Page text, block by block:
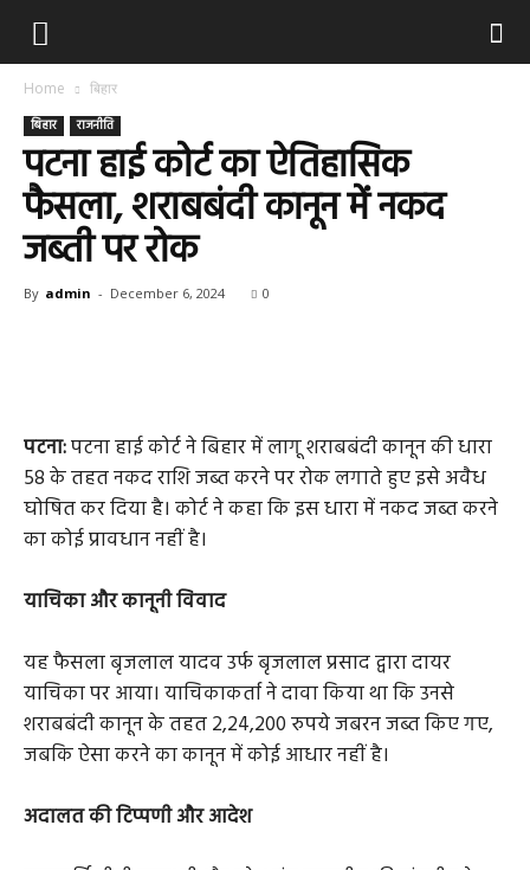
Home बिहार
बिहार राजनीति
पटना हाई कोर्ट का ऐतिहासिक
फैसला, शराबबंदी कानून में नकद
जब्ती पर रोक
By admin - December 6, 2024 0
पटना:पटना हाई कोर्ट ने बिहार में लागू शराबबंदी कानून की धारा
58 के तहत नकद राशि जब्त करने पर रोक लगाते हुए इसे अवैध
घोषित कर दिया है। कोर्ट ने कहा कि इस धारा में नकद जब्त करने
का कोई प्रावधान नहीं है।
याचिका और कानूनी विवाद
यह फैसला बृजलाल यादव उर्फ बृजलाल प्रसाद द्वारा दायर
याचिका पर आया। याचिकाकर्ता ने दावा किया था कि उनसे
शराबबंदी कानून के तहत 2,24,200 रुपये जबरन जब्त किए गए,
जबकि ऐसा करने का कानून में कोई आधार नहीं है।
अदालत की टिप्पणी और आदेश